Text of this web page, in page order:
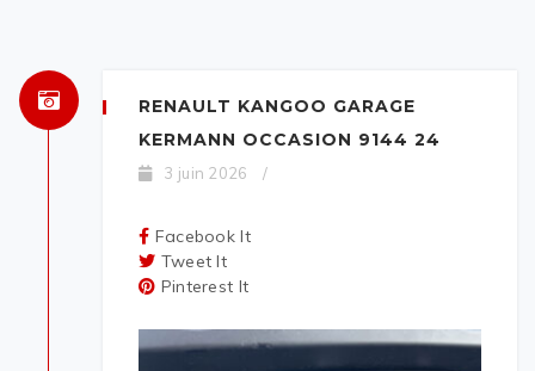
RENAULT KANGOO GARAGE
KERMANN OCCASION 9144 24
3 juin 2026 /
Facebook It
Tweet It
Pinterest It